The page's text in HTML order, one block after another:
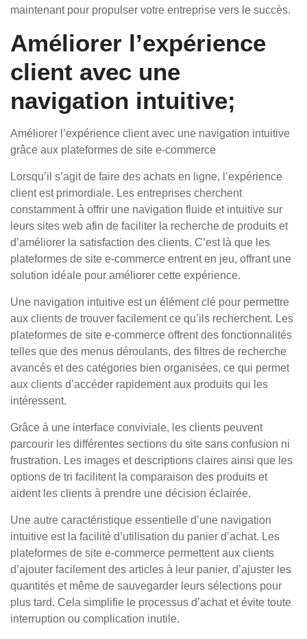
maintenant pour propulser votre entreprise vers le succès.
Améliorer l’expérience
client avec une
navigation intuitive;
Améliorer l’expérience client avec une navigation intuitive
grâce aux plateformes de site e-commerce
Lorsqu’il s’agit de faire des achats en ligne, l’expérience
client est primordiale. Les entreprises cherchent
constamment à offrir une navigation fluide et intuitive sur
leurs sites web afin de faciliter la recherche de produits et
d’améliorer la satisfaction des clients. C’est là que les
plateformes de site e-commerce entrent en jeu, offrant une
solution idéale pour améliorer cette expérience.
Une navigation intuitive est un élément clé pour permettre
aux clients de trouver facilement ce qu’ils recherchent. Les
plateformes de site e-commerce offrent des fonctionnalités
telles que des menus déroulants, des filtres de recherche
avancés et des catégories bien organisées, ce qui permet
aux clients d’accéder rapidement aux produits qui les
intéressent.
Grâce à une interface conviviale, les clients peuvent
parcourir les différentes sections du site sans confusion ni
frustration. Les images et descriptions claires ainsi que les
options de tri facilitent la comparaison des produits et
aident les clients à prendre une décision éclairée.
Une autre caractéristique essentielle d’une navigation
intuitive est la facilité d’utilisation du panier d’achat. Les
plateformes de site e-commerce permettent aux clients
d’ajouter facilement des articles à leur panier, d’ajuster les
quantités et même de sauvegarder leurs sélections pour
plus tard. Cela simplifie le processus d’achat et évite toute
interruption ou complication inutile.